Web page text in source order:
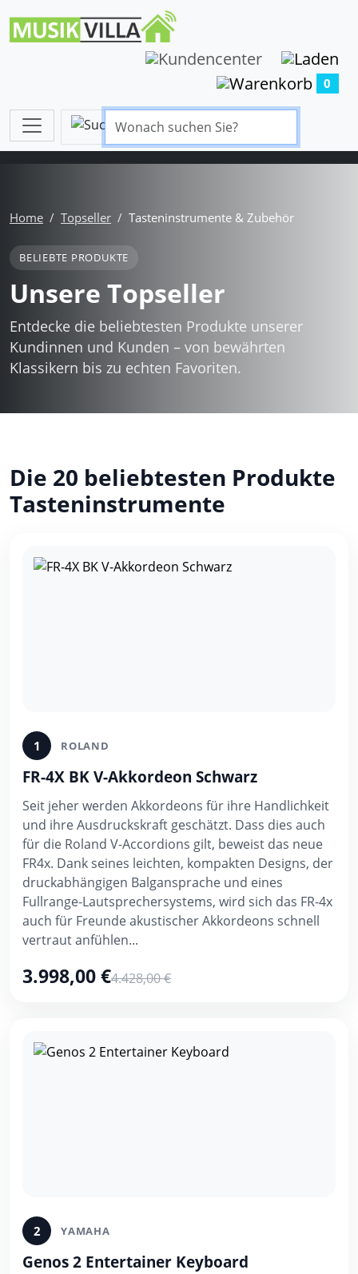
0
Home Topseller Tasteninstrumente & Zubehör
BELIEBTE PRODUKTE
Unsere Topseller
Entdecke die beliebtesten Produkte unserer
Kundinnen und Kunden – von bewährten
Klassikern bis zu echten Favoriten.
Die 20 beliebtesten Produkte
Tasteninstrumente
1 ROLAND
FR-4X BK V-Akkordeon Schwarz
Seit jeher werden Akkordeons für ihre Handlichkeit
und ihre Ausdruckskraft geschätzt. Dass dies auch
für die Roland V-Accordions gilt, beweist das neue
FR4x. Dank seines leichten, kompakten Designs, der
druckabhängigen Balgansprache und eines
Fullrange-Lautsprechersystems, wird sich das FR-4x
auch für Freunde akustischer Akkordeons schnell
vertraut anfühlen...
3.998,00 €4.428,00 €
2 YAMAHA
Genos 2 Entertainer Keyboard